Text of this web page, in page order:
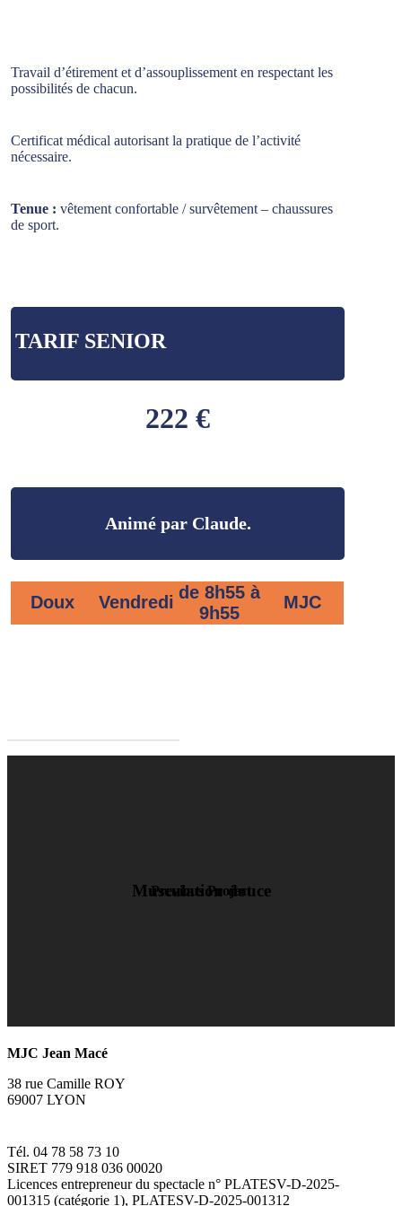
Travail d’étirement et d’assouplissement en respectant les
possibilités de chacun.
Certificat médical autorisant la pratique de l’activité
nécessaire.
Tenue : vêtement confortable / survêtement – chaussures
de sport.
TARIF SENIOR
222 €
Animé par Claude.
Doux Vendredi de 8h55 à
9h55
MJC
Previous Project
Musculation douce
MJC Jean Macé
38 rue Camille ROY
69007 LYON
Tél. 04 78 58 73 10
SIRET 779 918 036 00020
Licences entrepreneur du spectacle n° PLATESV-D-2025-
001315 (catégorie 1), PLATESV-D-2025-001312